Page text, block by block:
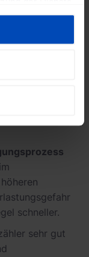
findest du in
einen
schneller.
sehr gut